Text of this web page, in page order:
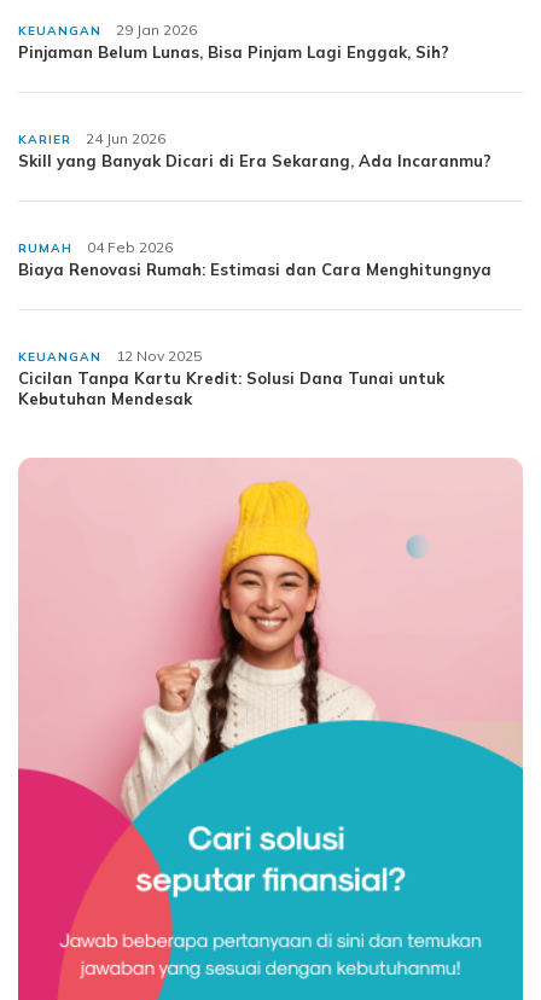
KEUANGAN 29 Jan 2026
Pinjaman Belum Lunas, Bisa Pinjam Lagi Enggak, Sih?
KARIER 24 Jun 2026
Skill yang Banyak Dicari di Era Sekarang, Ada Incaranmu?
RUMAH 04 Feb 2026
Biaya Renovasi Rumah: Estimasi dan Cara Menghitungnya
KEUANGAN 12 Nov 2025
Cicilan Tanpa Kartu Kredit: Solusi Dana Tunai untuk
Kebutuhan Mendesak